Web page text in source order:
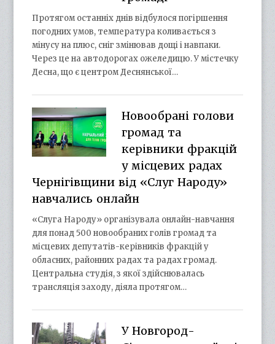
Протягом останніх днів відбулося погіршення
погодних умов, температура коливається з
мінусу на плюс, сніг змінював дощі і навпаки.
Через це на автодорогах ожеледицю. У містечку
Десна, що є центром Деснянської…
Новообрані голови
громад та
керівники фракцій
у місцевих радах
Чернігівщини від «Слуг Народу»
навчались онлайн
«Слуга Народу» організувала онлайн-навчання
для понад 500 новообраних голів громад та
місцевих депутатів-керівників фракцій у
обласних, районних радах та радах громад.
Центральна студія, з якої здійснювалась
трансляція заходу, діяла протягом…
У Новгород-